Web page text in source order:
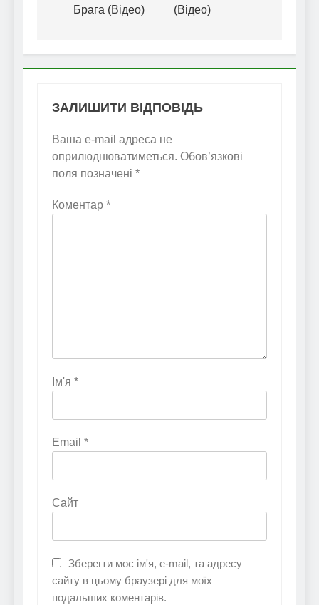
Брага (Відео)
(Відео)
ЗАЛИШИТИ ВІДПОВІДЬ
Ваша e-mail адреса не
оприлюднюватиметься. Обов’язкові
поля позначені *
Коментар *
Ім'я *
Email *
Сайт
Зберегти моє ім'я, e-mail, та адресу
сайту в цьому браузері для моїх
подальших коментарів.